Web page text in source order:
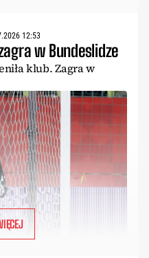
12:53
w Bundeslidze
klub. Zagra w